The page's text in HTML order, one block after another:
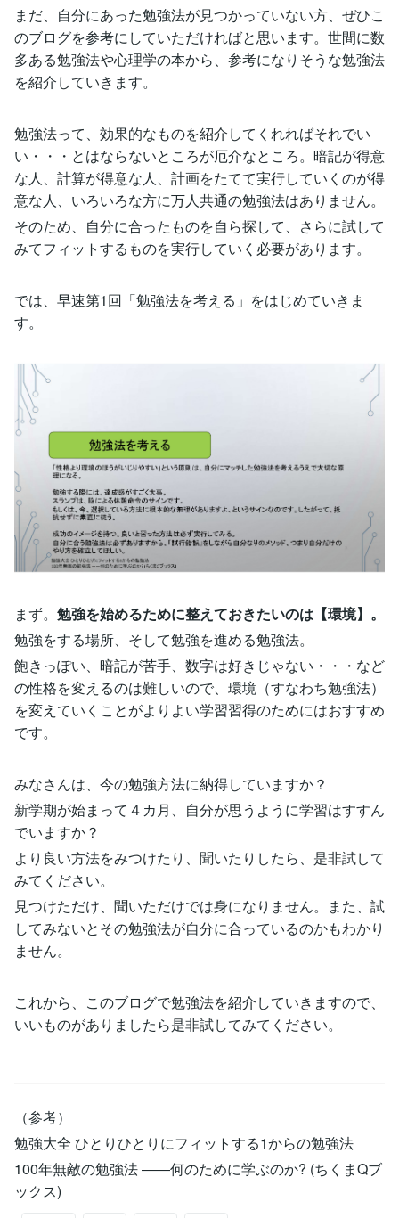
まだ、自分にあった勉強法が見つかっていない方、ぜひこ
のブログを参考にしていただければと思います。世間に数
多ある勉強法や心理学の本から、参考になりそうな勉強法
を紹介していきます。
勉強法って、効果的なものを紹介してくれればそれでい
い・・・とはならないところが厄介なところ。暗記が得意
な人、計算が得意な人、計画をたてて実行していくのが得
意な人、いろいろな方に万人共通の勉強法はありません。
そのため、自分に合ったものを自ら探して、さらに試して
みてフィットするものを実行していく必要があります。
では、早速第1回「勉強法を考える」をはじめていきま
す。
まず。 勉強を始めるために整えておきたいのは【環境】。
勉強をする場所、そして勉強を進める勉強法。
飽きっぽい、暗記が苦手、数字は好きじゃない・・・など
の性格を変えるのは難しいので、環境（すなわち勉強法）
を変えていくことがよりよい学習習得のためにはおすすめ
です。
みなさんは、今の勉強方法に納得していますか？
新学期が始まって４カ月、自分が思うように学習はすすん
でいますか？
より良い方法をみつけたり、聞いたりしたら、是非試して
みてください。
見つけただけ、聞いただけでは身になりません。また、試
してみないとその勉強法が自分に合っているのかもわかり
ません。
これから、このブログで勉強法を紹介していきますので、
いいものがありましたら是非試してみてください。
（参考）
勉強大全 ひとりひとりにフィットする1からの勉強法
100年無敵の勉強法 ――何のために学ぶのか? (ちくまQブ
ックス)